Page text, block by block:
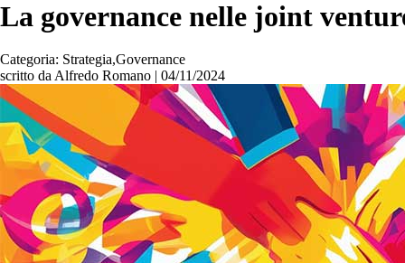
La governance nelle joint
Categoria: Strategia,Governance
scritto da Alfredo Romano | 04/11/2024